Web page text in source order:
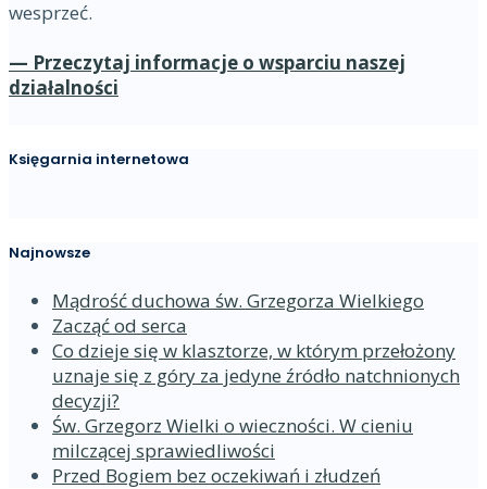
wesprzeć.
— Przeczytaj informacje o wsparciu naszej
działalności
Księgarnia internetowa
Najnowsze
Mądrość duchowa św. Grzegorza Wielkiego
Zacząć od serca
Co dzieje się w klasztorze, w którym przełożony
uznaje się z góry za jedyne źródło natchnionych
decyzji?
Św. Grzegorz Wielki o wieczności. W cieniu
milczącej sprawiedliwości
Przed Bogiem bez oczekiwań i złudzeń